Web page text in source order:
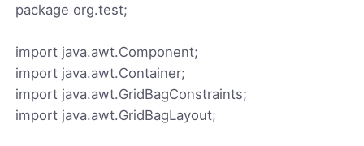
package org.test;
import java.awt.Component;
import java.awt.Container;
import java.awt.GridBagConstraints;
import java.awt.GridBagLayout;